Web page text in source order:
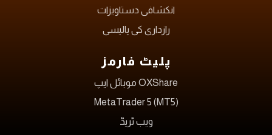
انکشافی دستاویزات
رازداری کی پالیسی
پلیٹ فارمز
OXShare موبائل ایپ
MetaTrader 5 (MT5)
ویب ٹریڈ